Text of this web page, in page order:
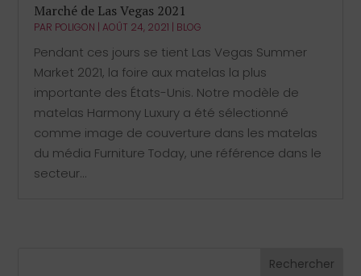
Marché de Las Vegas 2021
PAR POLIGON |AOÛT 24, 2021 | BLOG
Pendant ces jours se tient Las Vegas Summer
Market 2021, la foire aux matelas la plus
importante des États-Unis. Notre modèle de
matelas Harmony Luxury a été sélectionné
comme image de couverture dans les matelas
du média Furniture Today, une référence dans le
secteur...
Rechercher